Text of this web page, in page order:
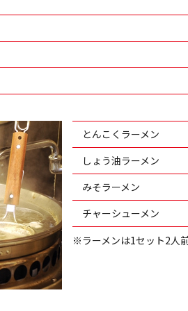
とんこくラーメン
しょう油ラーメン
みそラーメン
チャーシューメン
※ラーメンは1セット2人